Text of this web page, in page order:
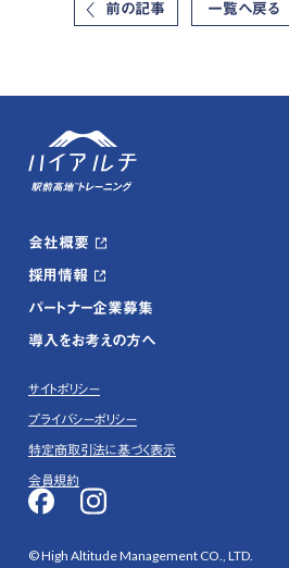
前の記事 一覧へ戻る
会社概要
採用情報
パートナー企業募集
導入をお考えの方へ
サイトポリシー
プライバシーポリシー
特定商取引法に基づく表示
会員規約
© High Altitude Management CO., LTD.